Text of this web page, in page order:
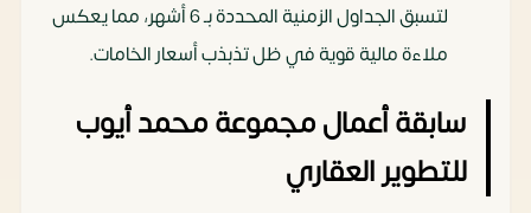
لتسبق الجداول الزمنية المحددة بـ 6 أشهر، مما يعكس
ملاءة مالية قوية في ظل تذبذب أسعار الخامات.
سابقة أعمال مجموعة محمد أيوب
للتطوير العقاري